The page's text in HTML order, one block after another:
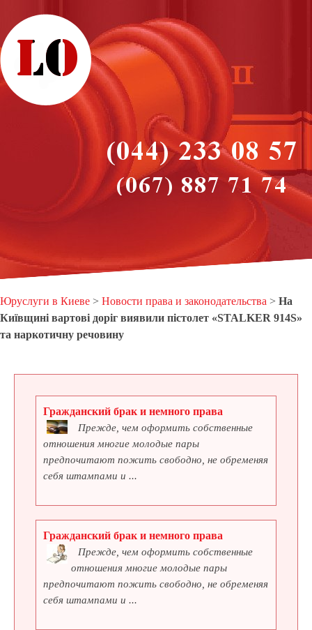
Юруслуги в Киеве > Новости права и законодательства > На
Київщині вартові доріг виявили пістолет «STALKER 914S»
та наркотичну речовину
Гражданский брак и немного права
Прежде, чем оформить собственные
отношения многие молодые пары
предпочитают пожить свободно, не обременяя
себя штампами и ...
Гражданский брак и немного права
Прежде, чем оформить собственные
отношения многие молодые пары
предпочитают пожить свободно, не обременяя
себя штампами и ...